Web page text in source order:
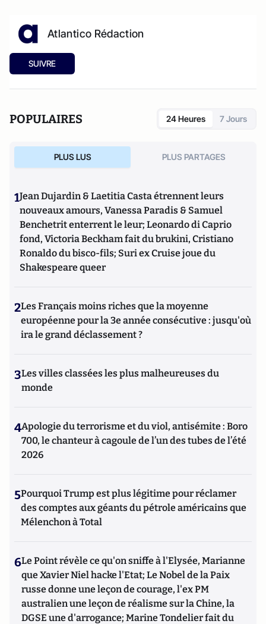
Atlantico Rédaction
SUIVRE
POPULAIRES 24 Heures 7 Jours
PLUS LUS PLUS PARTAGES
1Jean Dujardin & Laetitia Casta étrennent leurs
nouveaux amours, Vanessa Paradis & Samuel
Benchetrit enterrent le leur; Leonardo di Caprio
fond, Victoria Beckham fait du brukini, Cristiano
Ronaldo du bisco-fils; Suri ex Cruise joue du
Shakespeare queer
2Les Français moins riches que la moyenne
européenne pour la 3e année consécutive : jusqu'où
ira le grand déclassement ?
3Les villes classées les plus malheureuses du
monde
4Apologie du terrorisme et du viol, antisémite : Boro
700, le chanteur à cagoule de l’un des tubes de l’été
2026
5Pourquoi Trump est plus légitime pour réclamer
des comptes aux géants du pétrole américains que
Mélenchon à Total
6Le Point révèle ce qu'on sniffe à l'Elysée, Marianne
que Xavier Niel hacke l'Etat; Le Nobel de la Paix
russe donne une leçon de courage, l'ex PM
australien une leçon de réalisme sur la Chine, la
DGSE une d'arrogance; Marine Tondelier fait du